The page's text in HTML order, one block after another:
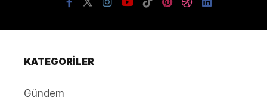
KATEGORİLER
Gündem